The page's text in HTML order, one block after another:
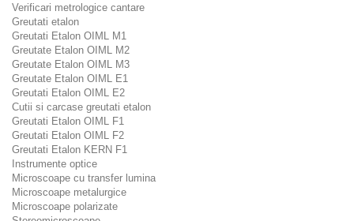
Verificari metrologice cantare
Greutati etalon
Greutati Etalon OIML M1
Greutate Etalon OIML M2
Greutate Etalon OIML M3
Greutate Etalon OIML E1
Greutati Etalon OIML E2
Cutii si carcase greutati etalon
Greutati Etalon OIML F1
Greutati Etalon OIML F2
Greutati Etalon KERN F1
Instrumente optice
Microscoape cu transfer lumina
Microscoape metalurgice
Microscoape polarizate